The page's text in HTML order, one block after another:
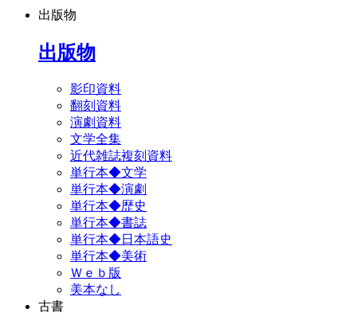
出版物
出版物
影印資料
翻刻資料
演劇資料
文学全集
近代雑誌複刻資料
単行本◆文学
単行本◆演劇
単行本◆歴史
単行本◆書誌
単行本◆日本語史
単行本◆美術
Ｗｅｂ版
美本なし
古書